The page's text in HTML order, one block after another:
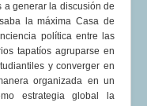
a generar la discusión de
la máxima Casa de
política entre las
tapatíos agruparse en
y converger en
organizada en un
estrategia global la